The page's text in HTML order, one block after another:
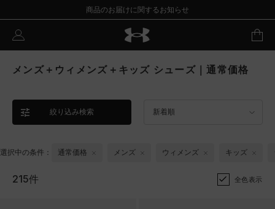
商品のお届けに関するお知らせ
メンズ＋ウィメンズ＋キッズ シューズ｜通常価格
絞り込み検索 新着順
選択中の条件： 通常価格 メンズ ウィメンズ キッズ
215件 全色表示